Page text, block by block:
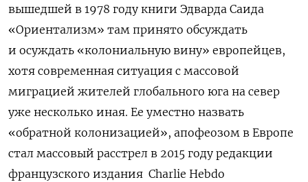
вышедшей в 1978 году книги Эдварда Саида
«Ориентализм» там принято обсуждать
и осуждать «колониальную вину» европейцев,
хотя современная ситуация с массовой
миграцией жителей глобального юга на север
уже несколько иная. Ее уместно назвать
«обратной колонизацией», апофеозом в Европе
стал массовый расстрел в 2015 году редакции
французского издания Charlie Hebdo